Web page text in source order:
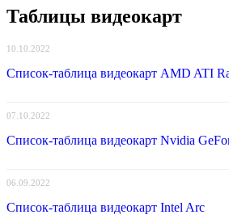
Таблицы видеокарт
10.10.2022
Список-таблица видеокарт AMD ATI
07.10.2022
Список-таблица видеокарт Nvidia
06.09.2022
Список-таблица видеокарт Intel Arc